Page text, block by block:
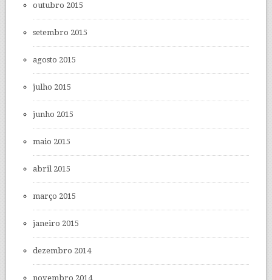
outubro 2015
setembro 2015
agosto 2015
julho 2015
junho 2015
maio 2015
abril 2015
março 2015
janeiro 2015
dezembro 2014
novembro 2014